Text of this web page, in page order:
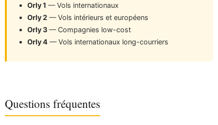
Orly 1 — Vols internationaux
Orly 2 — Vols intérieurs et européens
Orly 3 — Compagnies low-cost
Orly 4 — Vols internationaux long-courriers
Questions fréquentes